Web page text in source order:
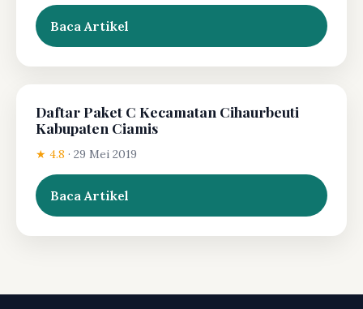
Baca Artikel
Daftar Paket C Kecamatan Cihaurbeuti
Kabupaten Ciamis
★ 4.8 · 29 Mei 2019
Baca Artikel